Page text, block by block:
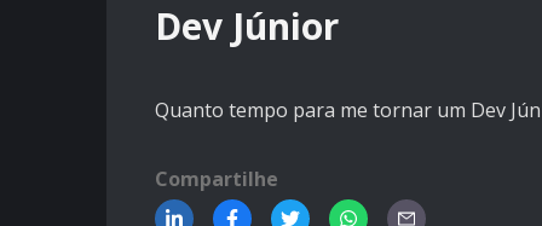
Dev Júnior
Quanto tempo para me tornar um Dev
Compartilhe